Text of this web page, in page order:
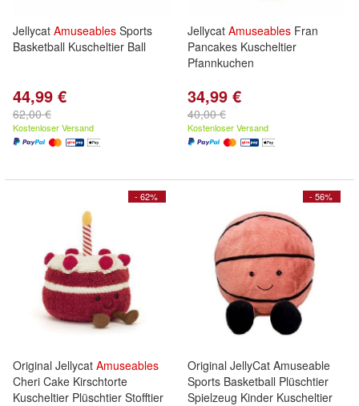
Jellycat Amuseables Sports
Basketball Kuscheltier Ball
44,99 €
62,00 €
Kostenloser Versand
Jellycat Amuseables Fran
Pancakes Kuscheltier
Pfannkuchen
34,99 €
40,00 €
Kostenloser Versand
- 62%
Original Jellycat Amuseables
Cheri Cake Kirschtorte
Kuscheltier Plüschtier Stofftier
- 56%
Original JellyCat Amuseable
Sports Basketball Plüschtier
Spielzeug Kinder Kuscheltier